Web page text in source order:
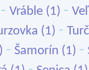
- Vráble (1) -
(1) -
- Šamorín (1) -